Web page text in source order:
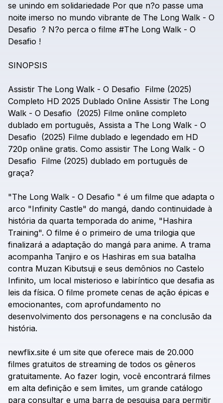
se unindo em solidariedade Por que n?o passe uma
noite imerso no mundo vibrante de The Long Walk - O
Desafio ? N?o perca o filme #The Long Walk - O
Desafio !
SINOPSIS
Assistir The Long Walk - O Desafio Filme (2025)
Completo HD 2025 Dublado Online Assistir The Long
Walk - O Desafio (2025) Filme online completo
dublado em português, Assista a The Long Walk - O
Desafio (2025) Filme dublado e legendado em HD
720p online gratis. Como assistir The Long Walk - O
Desafio Filme (2025) dublado em português de
graça?
"The Long Walk - O Desafio " é um filme que adapta o
arco "Infinity Castle" do mangá, dando continuidade à
história da quarta temporada do anime, "Hashira
Training". O filme é o primeiro de uma trilogia que
finalizará a adaptação do mangá para anime. A trama
acompanha Tanjiro e os Hashiras em sua batalha
contra Muzan Kibutsuji e seus demônios no Castelo
Infinito, um local misterioso e labiríntico que desafia as
leis da física. O filme promete cenas de ação épicas e
emocionantes, com aprofundamento no
desenvolvimento dos personagens e na conclusão da
história.
newflix.site é um site que oferece mais de 20.000
filmes gratuitos de streaming de todos os gêneros
gratuitamente. Ao fazer login, você encontrará filmes
em alta definição e sem limites, um grande catálogo
para consultar e uma barra de pesquisa para permitir